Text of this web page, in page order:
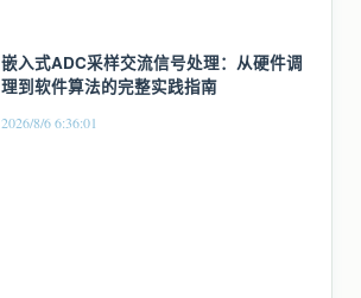
嵌入式ADC采样交流信号处理：从硬件调
理到软件算法的完整实践指南
2026/8/6 6:36:01